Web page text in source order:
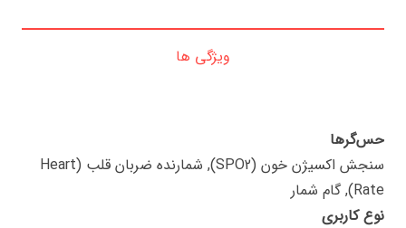
ویژگی ها
حس‌گرها
سنجش اکسیژن خون (SPO2), شمارنده ضربان قلب (Heart
Rate), گام شمار
نوع کاربری